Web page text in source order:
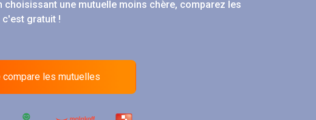
choisissant une mutuelle moins chère, comparez les
c'est gratuit !
compare les mutuelles